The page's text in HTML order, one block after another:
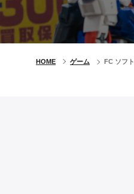
HOME ゲーム FC ソフ